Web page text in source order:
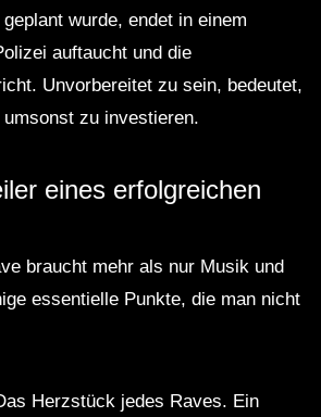
wurde, endet in einem
auftaucht und die
Unvorbereitet zu sein, bedeutet,
zu investieren.
eines erfolgreichen
braucht mehr als nur Musik und
essentielle Punkte, die man nicht
Herzstück jedes Raves. Ein